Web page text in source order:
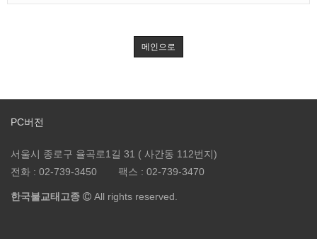
메인으로
PC버전
서울시 종로구 율곡로1길 31 ( 사간동 112번지)
전화 : 02-739-3450 팩스 : 02-739-3470
한국불교태고종 All rights reserved.